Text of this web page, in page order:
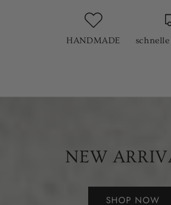
HANDMADE
NEW
SHOP NOW